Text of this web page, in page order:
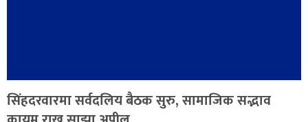
सिंहदरवारमा सर्वदलिय बैठक सुरु, सामाजिक सद्भाव